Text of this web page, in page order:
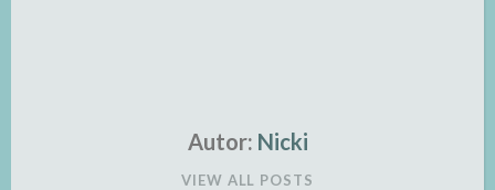
Autor: Nicki
VIEW ALL POSTS